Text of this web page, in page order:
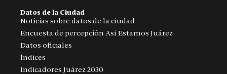
Datos de la Ciudad
Noticias sobre datos de la ciudad
Encuesta de percepción Así Estamos Juárez
Datos oficiales
Índices
Indicadores Juárez 2030